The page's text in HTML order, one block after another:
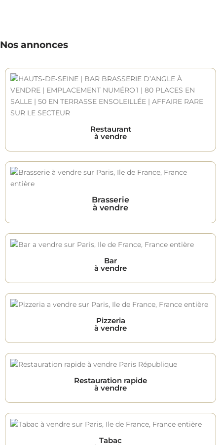
Nos annonces
Restaurant
à vendre
Brasserie
à vendre
Bar
à vendre
Pizzeria
à vendre
Restauration rapide
à vendre
Tabac